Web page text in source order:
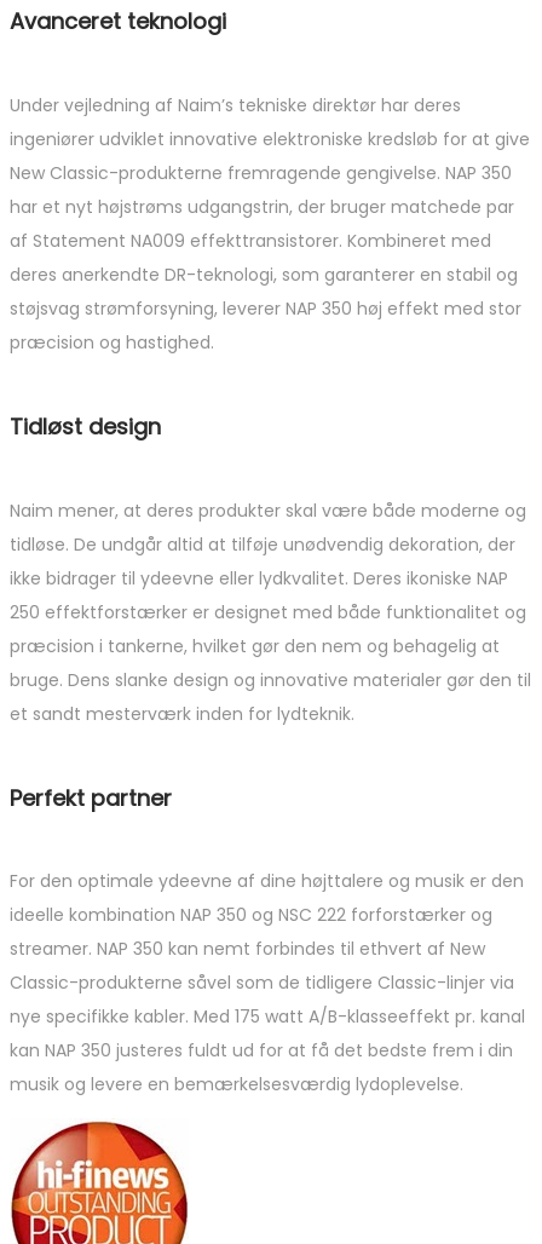
Avanceret teknologi
Under vejledning af Naim’s tekniske direktør har deres
ingeniører udviklet innovative elektroniske kredsløb for at give
New Classic-produkterne fremragende gengivelse. NAP 350
har et nyt højstrøms udgangstrin, der bruger matchede par
af Statement NA009 effekttransistorer. Kombineret med
deres anerkendte DR-teknologi, som garanterer en stabil og
støjsvag strømforsyning, leverer NAP 350 høj effekt med stor
præcision og hastighed.
Tidløst design
Naim mener, at deres produkter skal være både moderne og
tidløse. De undgår altid at tilføje unødvendig dekoration, der
ikke bidrager til ydeevne eller lydkvalitet. Deres ikoniske NAP
250 effektforstærker er designet med både funktionalitet og
præcision i tankerne, hvilket gør den nem og behagelig at
bruge. Dens slanke design og innovative materialer gør den til
et sandt mesterværk inden for lydteknik.
Perfekt partner
For den optimale ydeevne af dine højttalere og musik er den
ideelle kombination NAP 350 og NSC 222 forforstærker og
streamer. NAP 350 kan nemt forbindes til ethvert af New
Classic-produkterne såvel som de tidligere Classic-linjer via
nye specifikke kabler. Med 175 watt A/B-klasseeffekt pr. kanal
kan NAP 350 justeres fuldt ud for at få det bedste frem i din
musik og levere en bemærkelsesværdig lydoplevelse.